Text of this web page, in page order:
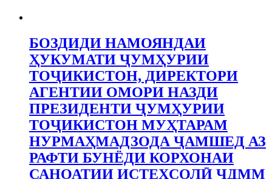
БОЗДИДИ НАМОЯНДАИ
ҲУКУМАТИ ҶУМҲУРИИ
ТОҶИКИСТОН, ДИРЕКТОРИ
АГЕНТИИ ОМОРИ НАЗДИ
ПРЕЗИДЕНТИ ҶУМҲУРИИ
ТОҶИКИСТОН МУҲТАРАМ
НУРМАҲМАДЗОДА ҶАМШЕД АЗ
РАФТИ БУНЁДИ КОРХОНАИ
САНОАТИИ ИСТЕҲСОЛӢ ҶДММ